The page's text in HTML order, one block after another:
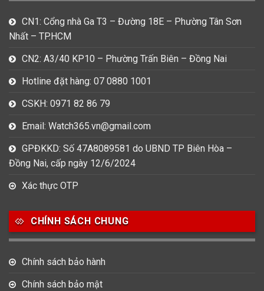
CN1: Cổng nhà Ga T3 – Đường 18E – Phường Tân Sơn
Nhất – TP.HCM
CN2: A3/40 KP10 – Phường Trấn Biên – Đồng Nai
Hotline đặt hàng: 07 0880 1001
CSKH: 0971 82 86 79
Email: Watch365.vn@gmail.com
GPĐKKD: Số 47A8089581 do UBND TP Biên Hòa –
Đồng Nai, cấp ngày 12/6/2024
Xác thực OTP
CHÍNH SÁCH CHUNG
Chính sách bảo hành
Chính sách bảo mật